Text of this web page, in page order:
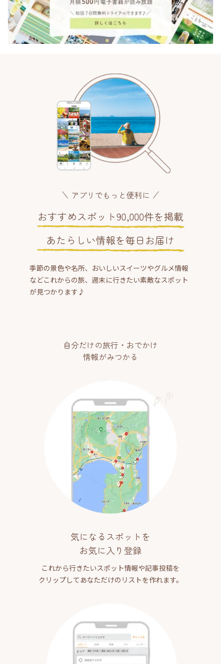
アプリでもっと便利に
おすすめスポット90,000件を掲載
あたらしい情報を毎日お届け
季節の景色や名所、おいしいスイーツやグルメ情報
などこれからの旅、週末に行きたい素敵なスポット
が見つかります♪
自分だけの旅行・おでかけ
情報がみつかる
気になるスポットを
お気に入り登録
これから行きたいスポット情報や記事投稿を
クリップしてあなただけのリストを作れます。